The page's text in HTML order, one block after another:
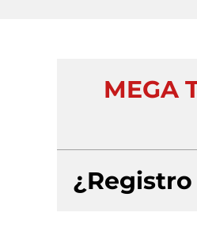
MEGA
¿Registro